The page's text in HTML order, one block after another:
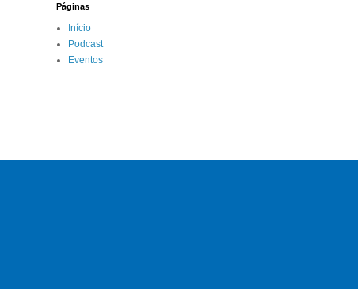
Páginas
Início
Podcast
Eventos